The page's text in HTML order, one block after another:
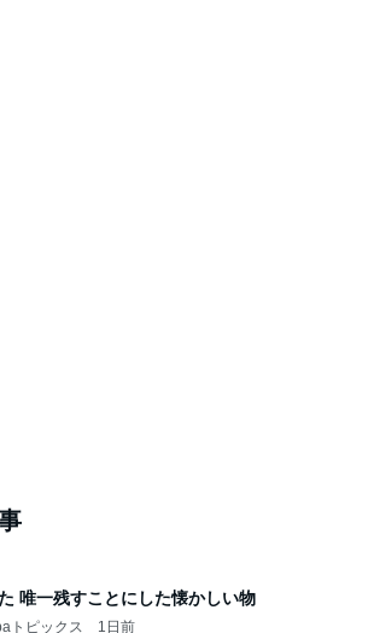
唯一残すことにした懐かしい物
トピックス 1日前